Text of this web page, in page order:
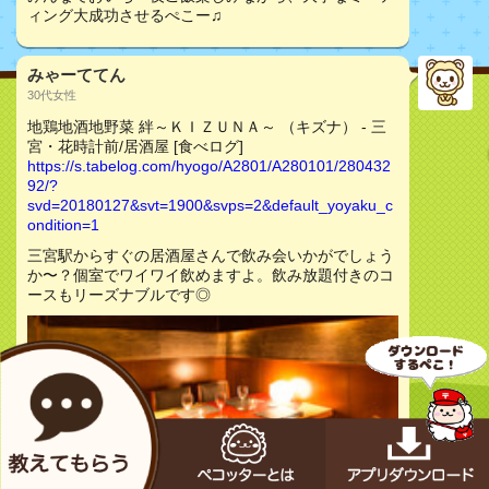
ィング大成功させるぺこー♫
みゃーててん
30代女性
地鶏地酒地野菜 絆～ＫＩＺＵＮＡ～ （キズナ） - 三
宮・花時計前/居酒屋 [食べログ]
https://s.tabelog.com/hyogo/A2801/A280101/280432
92/?
svd=20180127&svt=1900&svps=2&default_yoyaku_c
ondition=1
三宮駅からすぐの居酒屋さんで飲み会いかがでしょう
か〜？個室でワイワイ飲めますよ。飲み放題付きのコ
ースもリーズナブルです◎